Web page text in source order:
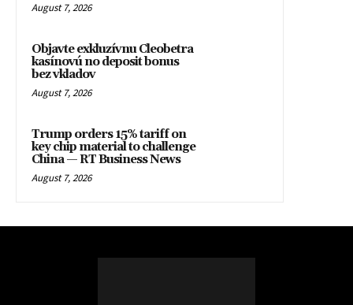
August 7, 2026
Objavte exkluzívnu Cleobetra
kasínovú no deposit bonus
bez vkladov
August 7, 2026
Trump orders 15% tariff on
key chip material to challenge
China — RT Business News
August 7, 2026